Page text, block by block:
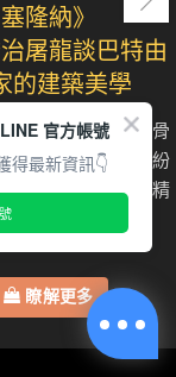
塞隆納》
屠龍談巴特由
的建築美學
建築彷如一隻巨龍骨
石雕線條與色彩繽紛
訴說著加泰隆尼亞精
瞭解更多
官方帳號
得最新資訊👇